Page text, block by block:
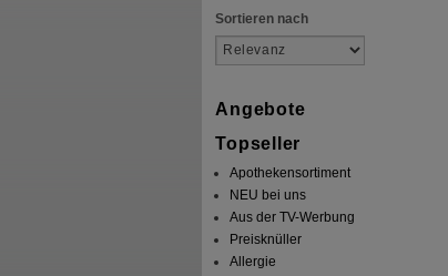
Sortieren nach
Angebote
Topseller
Apothekensortiment
NEU bei uns
Aus der TV-Werbung
Preisknüller
Allergie